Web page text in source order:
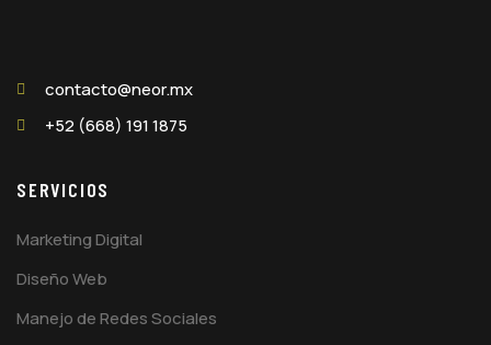
contacto@neor.mx
+52 (668) 191 1875
SERVICIOS
Marketing Digital
Diseño Web
Manejo de Redes Sociales